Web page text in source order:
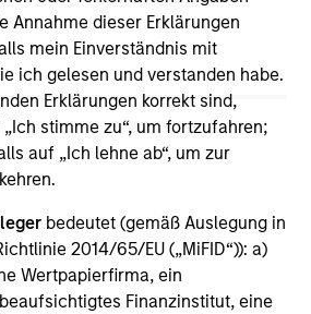
Annahme dieser Erklärungen
mein Einverständnis mit
ich gelesen und verstanden habe.
Erklärungen korrekt sind,
stimme zu“, um fortzufahren;
auf „Ich lehne ab“, um zur
bedeutet (gemäß Auslegung in
2014/65/EU („MiFID“)): a)
Wertpapierfirma, ein
Finanzinstitut, eine
Team Members.
page is for informational
contained herein does
not be construed as an
or an offer to sell or a
to buy any securities in any
be unlawful under the
or other laws of such jurisdiction.
risks, including a loss of principal.